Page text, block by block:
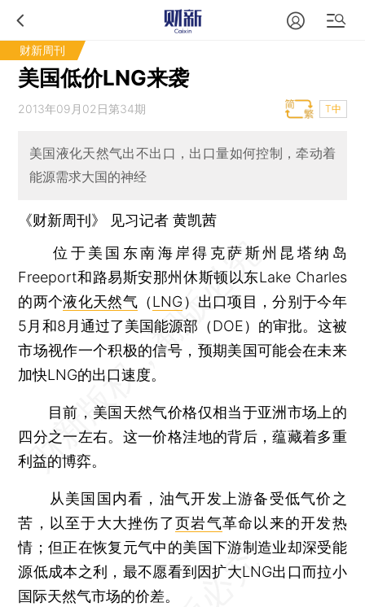
财新周刊
美国低价LNG来袭
2013年09月02日第34期 T中
美国液化天然气出不出口，出口量如何控制，牵动着
能源需求大国的神经
《财新周刊》 见习记者黄凯茜
位于美国东南海岸得克萨斯州昆塔纳岛
Freeport和路易斯安那州休斯顿以东Lake Charles
的两个液化天然气（LNG）出口项目，分别于今年
5月和8月通过了美国能源部（DOE）的审批。这被
市场视作一个积极的信号，预期美国可能会在未来
加快LNG的出口速度。
目前，美国天然气价格仅相当于亚洲市场上的
四分之一左右。这一价格洼地的背后，蕴藏着多重
利益的博弈。
从美国国内看，油气开发上游备受低气价之
苦，以至于大大挫伤了页岩气革命以来的开发热
情；但正在恢复元气中的美国下游制造业却深受能
源低成本之利，最不愿看到因扩大LNG出口而拉小
国际天然气市场的价差。